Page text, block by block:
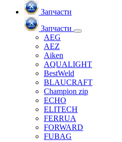
Запчасти
Запчасти
AEG
AEZ
Aiken
AQUALIGHT
BestWeld
BLAUCRAFT
Champion zip
ECHO
ELITECH
FERRUA
FORWARD
FUBAG